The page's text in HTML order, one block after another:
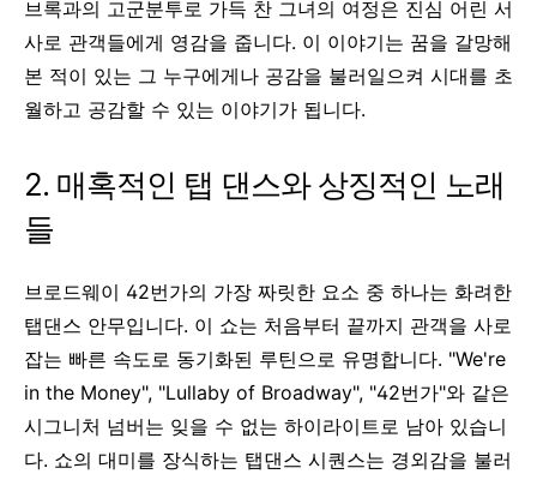
브록과의 고군분투로 가득 찬 그녀의 여정은 진심 어린 서
사로 관객들에게 영감을 줍니다. 이 이야기는 꿈을 갈망해
본 적이 있는 그 누구에게나 공감을 불러일으켜 시대를 초
월하고 공감할 수 있는 이야기가 됩니다.
2. 매혹적인 탭 댄스와 상징적인 노래
들
브로드웨이 42번가의 가장 짜릿한 요소 중 하나는 화려한
탭댄스 안무입니다. 이 쇼는 처음부터 끝까지 관객을 사로
잡는 빠른 속도로 동기화된 루틴으로 유명합니다. "We're
in the Money", "Lullaby of Broadway", "42번가"와 같은
시그니처 넘버는 잊을 수 없는 하이라이트로 남아 있습니
다. 쇼의 대미를 장식하는 탭댄스 시퀀스는 경외감을 불러